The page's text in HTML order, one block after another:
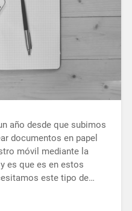
año desde que subimos
documentos en papel
móvil mediante la
es que es en estos
este tipo de…